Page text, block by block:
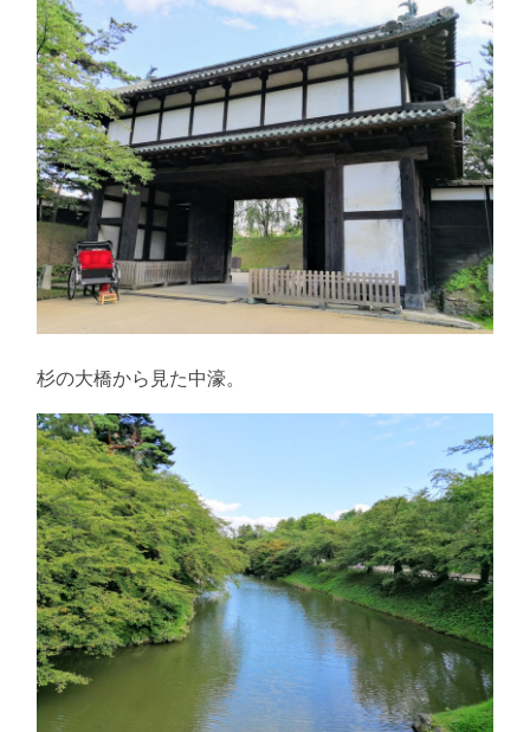
杉の大橋から見た中濠。